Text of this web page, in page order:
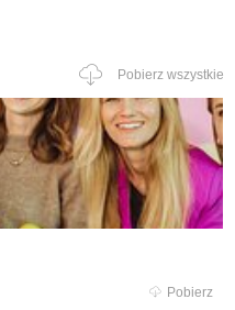
Pobierz wszystkie
Pobierz